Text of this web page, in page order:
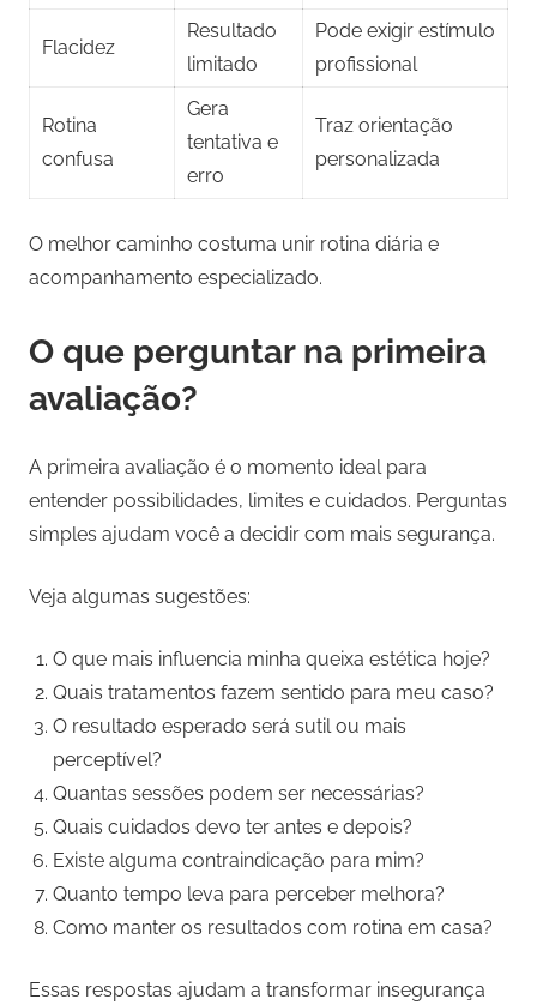
Flacidez
Resultado
limitado
Pode exigir estímulo
profissional
Rotina
confusa
Gera
tentativa e
erro
Traz orientação
personalizada
O melhor caminho costuma unir rotina diária e
acompanhamento especializado.
O que perguntar na primeira
avaliação?
A primeira avaliação é o momento ideal para
entender possibilidades, limites e cuidados. Perguntas
simples ajudam você a decidir com mais segurança.
Veja algumas sugestões:
O que mais influencia minha queixa estética hoje?
Quais tratamentos fazem sentido para meu caso?
O resultado esperado será sutil ou mais
perceptível?
Quantas sessões podem ser necessárias?
Quais cuidados devo ter antes e depois?
Existe alguma contraindicação para mim?
Quanto tempo leva para perceber melhora?
Como manter os resultados com rotina em casa?
Essas respostas ajudam a transformar insegurança